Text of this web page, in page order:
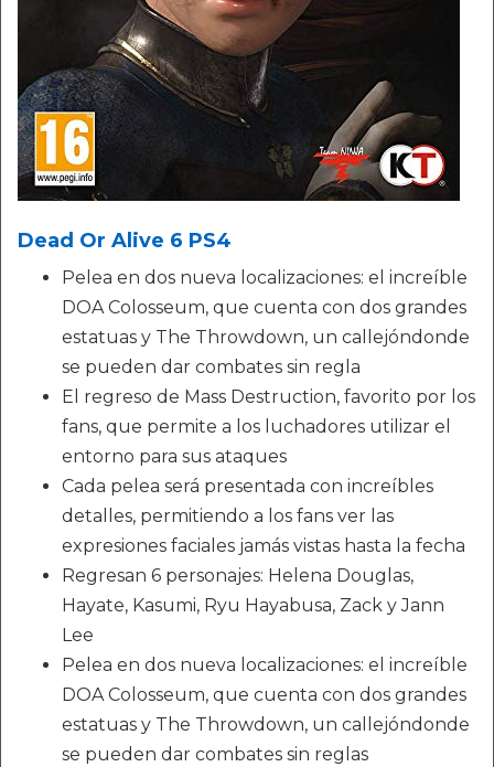
Dead Or Alive 6 PS4
Pelea en dos nueva localizaciones: el increíble
DOA Colosseum, que cuenta con dos grandes
estatuas y The Throwdown, un callejóndonde
se pueden dar combates sin regla
El regreso de Mass Destruction, favorito por los
fans, que permite a los luchadores utilizar el
entorno para sus ataques
Cada pelea será presentada con increíbles
detalles, permitiendo a los fans ver las
expresiones faciales jamás vistas hasta la fecha
Regresan 6 personajes: Helena Douglas,
Hayate, Kasumi, Ryu Hayabusa, Zack y Jann
Lee
Pelea en dos nueva localizaciones: el increíble
DOA Colosseum, que cuenta con dos grandes
estatuas y The Throwdown, un callejóndonde
se pueden dar combates sin reglas